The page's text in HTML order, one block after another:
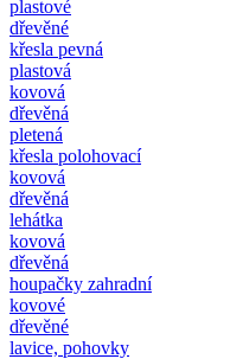
plastové
dřevěné
křesla pevná
plastová
kovová
dřevěná
pletená
křesla polohovací
kovová
dřevěná
lehátka
kovová
dřevěná
houpačky zahradní
kovové
dřevěné
lavice, pohovky